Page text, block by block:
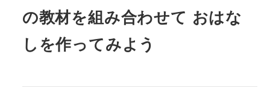
の教材を組み合わせて おはな
しを作ってみよう